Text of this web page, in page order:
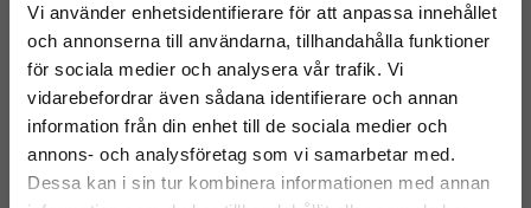
Vi använder enhetsidentifierare för att anpassa innehållet
och annonserna till användarna, tillhandahålla funktioner
för sociala medier och analysera vår trafik. Vi
vidarebefordrar även sådana identifierare och annan
information från din enhet till de sociala medier och
annons- och analysföretag som vi samarbetar med.
Dessa kan i sin tur kombinera informationen med annan
Prenumerera på Emmishopens